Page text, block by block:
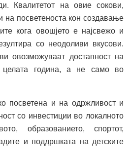
Квалитетот на овие сокови,
на посветеноста кон создавање
кога овошјето е најсвежо и
со неодоливи вкусови.
овозможуваат достапност на
година, а не само во
посветена и на одржливост и
со инвестиции во локалното
образованието, спортот,
и поддршката на детските